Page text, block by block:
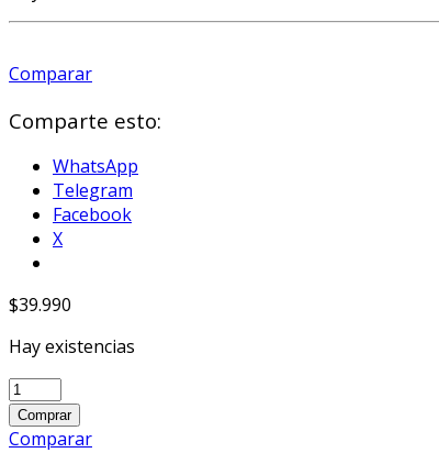
Comparar
Comparte esto:
WhatsApp
Telegram
Facebook
X
$39.990
Hay existencias
Funko
POP!
Movies:
Comprar
Comparar